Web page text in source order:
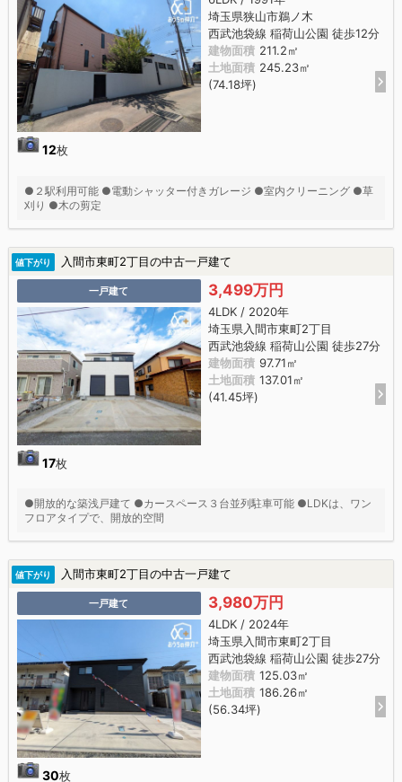
12枚
埼玉県狭山市鵜ノ木
西武池袋線 稲荷山公園 徒歩12分
建物面積 211.2㎡
土地面積 245.23㎡
(74.18坪)
●２駅利用可能 ●電動シャッター付きガレージ ●室内クリーニング ●草
刈り ●木の剪定
値下がり 入間市東町2丁目の中古一戸建て
一戸建て
17枚
3,499万円
4LDK / 2020年
埼玉県入間市東町2丁目
西武池袋線 稲荷山公園 徒歩27分
建物面積 97.71㎡
土地面積 137.01㎡
(41.45坪)
●開放的な築浅戸建て ●カースペース３台並列駐車可能 ●LDKは、ワン
フロアタイプで、開放的空間
値下がり 入間市東町2丁目の中古一戸建て
一戸建て
30枚
3,980万円
4LDK / 2024年
埼玉県入間市東町2丁目
西武池袋線 稲荷山公園 徒歩27分
建物面積 125.03㎡
土地面積 186.26㎡
(56.34坪)